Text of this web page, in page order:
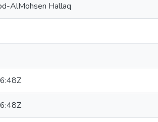
AlMohsen Hallaq